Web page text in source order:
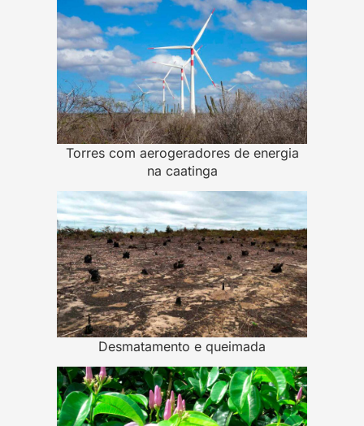
Torres com aerogeradores de energia
na caatinga
Desmatamento e queimada